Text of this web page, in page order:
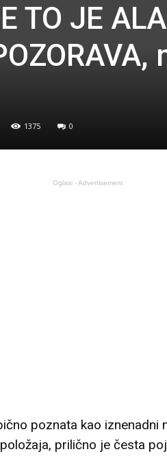
TO JE
1375 0
Oglasi - Advertisement
poznata kao iznenadni
prilično je česta